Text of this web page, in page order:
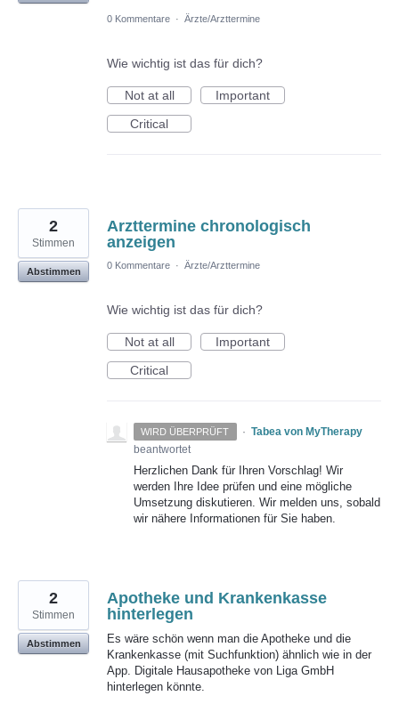
0 Kommentare · Ärzte/Arzttermine
Wie wichtig ist das für dich?
Not at all
Important
Critical
Arzttermine chronologisch
anzeigen
2
Stimmen
Abstimmen
0 Kommentare · Ärzte/Arzttermine
Wie wichtig ist das für dich?
Not at all
Important
Critical
WIRD ÜBERPRÜFT · Tabea von MyTherapy
beantwortet
Herzlichen Dank für Ihren Vorschlag! Wir
werden Ihre Idee prüfen und eine mögliche
Umsetzung diskutieren. Wir melden uns, sobald
wir nähere Informationen für Sie haben.
Apotheke und Krankenkasse
hinterlegen
Es wäre schön wenn man die Apotheke und die
Krankenkasse (mit Suchfunktion) ähnlich wie in der
App. Digitale Hausapotheke von Liga GmbH
hinterlegen könnte.
2
Stimmen
Abstimmen